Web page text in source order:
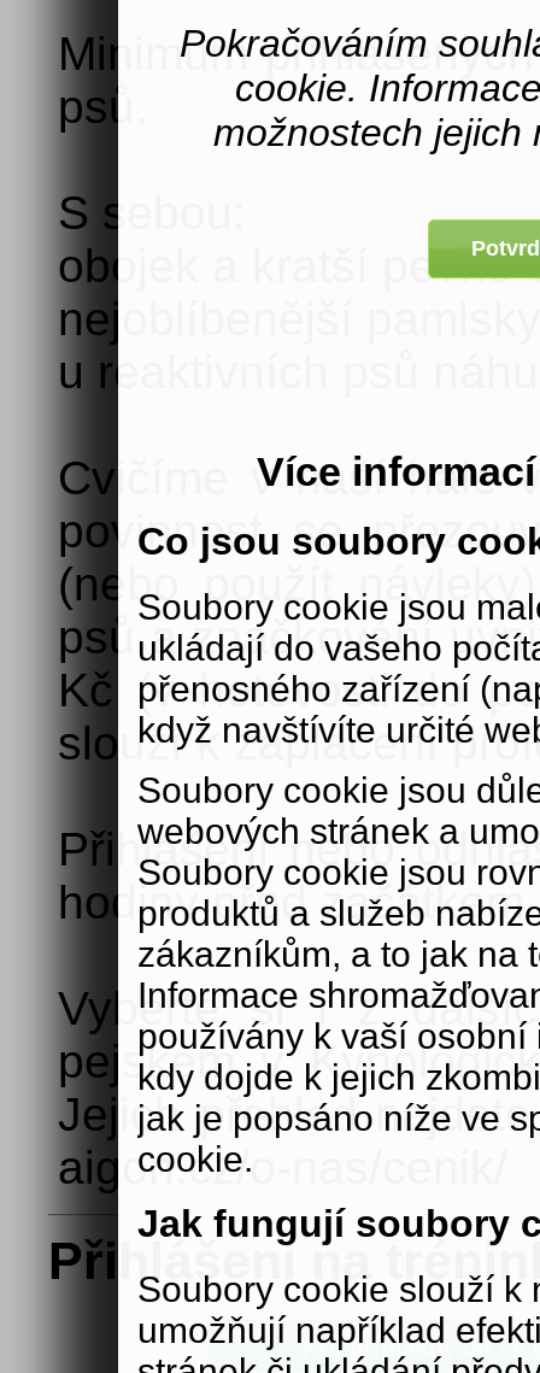
Pokračováním
cookie.
možnostech jejich
Více
Co jsou soubory
Soubory cookie jsou
ukládají do vašeho
přenosného zařízení
když navštívíte určité
Soubory cookie jsou
webových stránek a
Soubory cookie jsou
produktů a služeb
zákazníkům, a to jak na
Informace
používány k vaší
kdy dojde k jejich
jak je popsáno níže ve
cookie.
Jak fungují soubory
Soubory cookie slouží k
umožňují například
Minimum
psů.
S sebou:
obojek a kratší pevné
nejoblíbenější
u reaktivních psů
Cvičíme v naší hale
povinnost se
(nebo použít
psů a značkování
Kč (v hotovosti do
slouží k zaplacení
Přihlášení nebo
hodiny před začátkem
Vyberte si i z
pejskem v
Jejich přehled
aigon.cz/o-nas/cenik/
Přihlášení na
Pro přihlašování